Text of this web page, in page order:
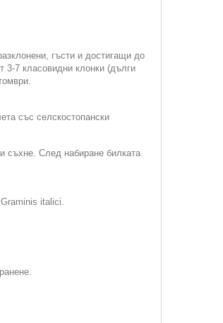
гъсти и достигащи до
3-7 класовидни клонки (дълги
със селскостопански
съхне. След набиране билката
italici.